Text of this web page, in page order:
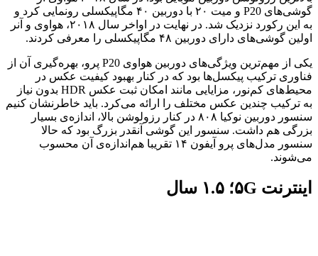
گوشی‌های P20 و میت ۲۰ با دوربین ۴۰ مگاپیکسلی رونمایی کرد و
به این رکورد نزدیک شد. در نهایت در اواخر سال ۲۰۱۸، هواوی و آنر
اولین گوشی‌های دارای دوربین ۴۸ مگاپیکسلی را معرفی کردند.
یکی از مهم‌ترین ویژگی‌های دوربین هواوی P20 پرو، بهره‌گیری آن از
فناوری ترکیب پیکسل‌ها بود که در کنار بهبود کیفیت عکس در
محیط‌های کم‌نور، مزایایی مانند امکان ثبت عکس HDR بدون نیاز
به ترکیب چندین عکس مختلف را ارائه می‌کرد. باید خاطرنشان کنیم
سنسور دوربین نوکیا ۸۰۸ در کنار رزولوشن بالا، اندازه‌ی بسیار
بزرگی هم داشت. سنسور این گوشی آنقدر بزرگ بود که حالا
سنسور مدل‌های پرو آیفون ۱۴ تقریبا هم‌اندازه‌ی آن محسوب
می‌شوند.
اینترنت ۵G؛ ۱.۵ سال